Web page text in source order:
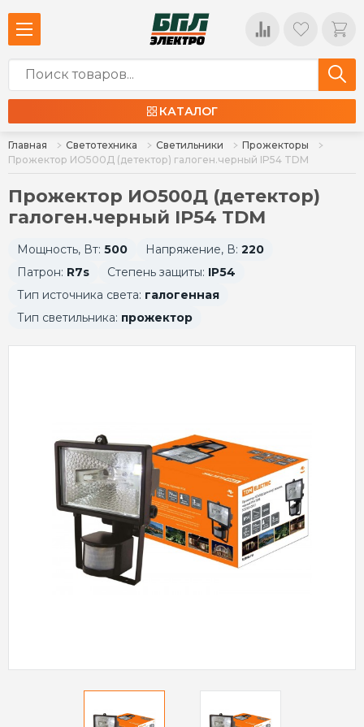
КАТАЛОГ
Главная Светотехника Светильники
Прожекторы
Прожектор ИО500Д (детектор) галоген.черный IP54 TDM
Прожектор ИО500Д (детектор)
галоген.черный IP54 TDM
Мощность, Вт: 500 Напряжение, В: 220
Патрон: R7s Степень защиты: IP54
Тип источника света: галогенная
Тип светильника: прожектор